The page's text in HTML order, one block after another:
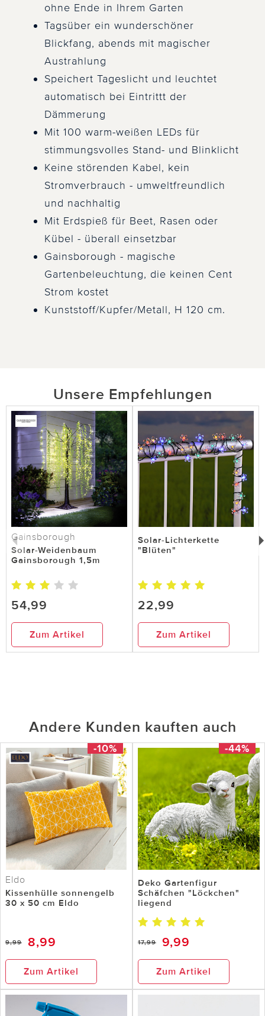
ohne Ende in Ihrem Garten
Tagsüber ein wunderschöner
Blickfang, abends mit magischer
Austrahlung
Speichert Tageslicht und leuchtet
automatisch bei Eintrittt der
Dämmerung
Mit 100 warm-weißen LEDs für
stimmungsvolles Stand- und Blinklicht
Keine störenden Kabel, kein
Stromverbrauch - umweltfreundlich
und nachhaltig
Mit Erdspieß für Beet, Rasen oder
Kübel - überall einsetzbar
Gainsborough - magische
Gartenbeleuchtung, die keinen Cent
Strom kostet
Kunststoff/Kupfer/Metall, H 120 cm.
Unsere Empfehlungen
Gainsborough
Solar-Weidenbaum
Gainsborough 1,5m
54,99
Zum Artikel
Solar-Lichterkette
"Blüten"
22,99
Zum Artikel
Andere Kunden kauften auch
-10%
Eldo
Kissenhülle sonnengelb
30 x 50 cm Eldo
9,99 8,99
Zum Artikel
-44%
Deko Gartenfigur
Schäfchen "Löckchen"
liegend
17,99 9,99
Zum Artikel